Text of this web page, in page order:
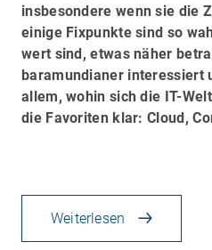
insbesondere wenn sie die
einige Fixpunkte sind so
wert sind, etwas näher
baramundianer interessiert
allem, wohin sich die IT-
die Favoriten klar: Cloud,
Weiterlesen